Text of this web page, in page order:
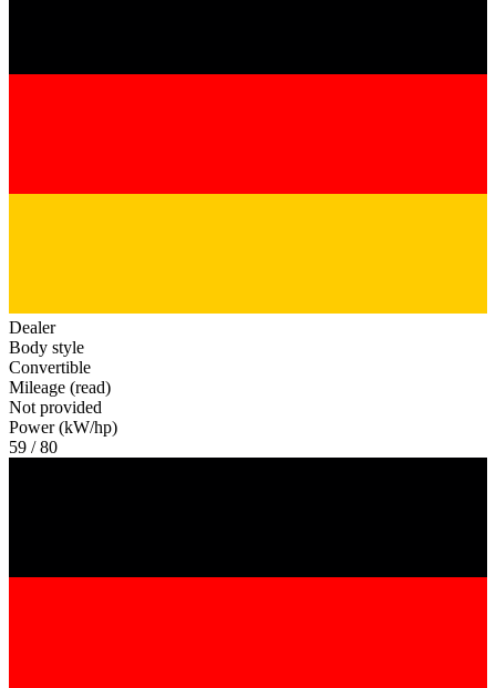
Dealer
Body style
Convertible
Mileage (read)
Not provided
Power (kW/hp)
59 / 80